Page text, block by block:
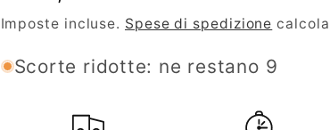
di
Imposte incluse. Spese di spedizione
Scorte ridotte: ne restano 9